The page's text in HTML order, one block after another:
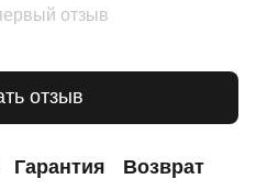
отзыв
отзыв
Гарантия Возврат